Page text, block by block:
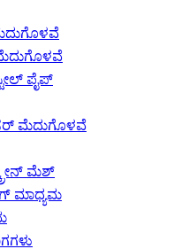
ಪೈಪ್
ಮೆದುಗೊಳವೆ
ಮೆಶ್
ಮಾಧ್ಯಮ